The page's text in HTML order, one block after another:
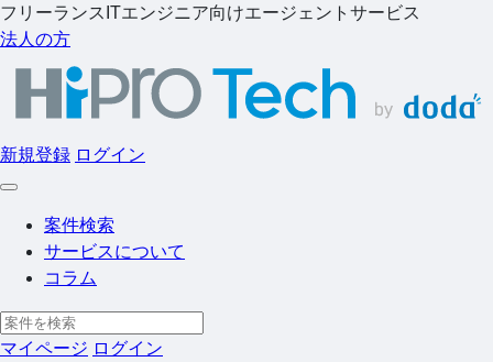
フリーランスITエンジニア向けエージェントサービス
法人の方
新規登録 ログイン
案件検索
サービスについて
コラム
マイページ ログイン